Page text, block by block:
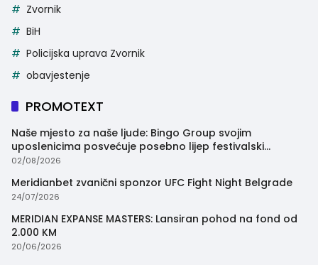
Zvornik
BiH
Policijska uprava Zvornik
obavjestenje
PROMOTEXT
Naše mjesto za naše ljude: Bingo Group svojim
uposlenicima posvećuje posebno lijep festivalski
trenutak
02/08/2026
Meridianbet zvanični sponzor UFC Fight Night Belgrade
24/07/2026
MERIDIAN EXPANSE MASTERS: Lansiran pohod na fond od
2.000 KM
20/06/2026